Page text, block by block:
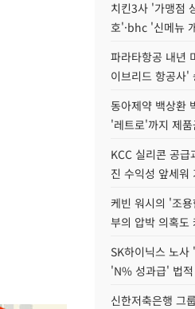
치킨3사 '가맹점
호'·bhc '신메뉴
파라타항공 내년
이브리드 항공사'
동아제약 백상환
'레트로'까지 제
KCC 실리콘 공
진 수익성 앞세워
케빈 워시의 '조
부의 압박 의혹도
SK하이닉스 노
'N% 성과급' 법
신한저축은행 그